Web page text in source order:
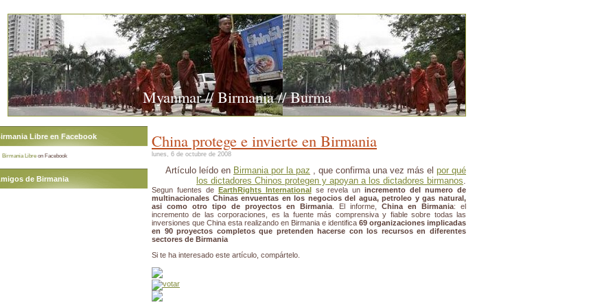
Myanmar // Birmania // Burma
China protege e invierte en Birmania
lunes, 6 de octubre de 2008
Artículo leído en Birmania por la paz , que confirma una vez más el por qué
los dictadores Chinos protegen y apoyan a los dictadores birmanos.
Segun fuentes de EarthRights Internationalse revela unincremento del numero de
multinacionales Chinas envuentas en los negocios del agua, petroleo y gas natural,
asi como otro tipo de proyectos en Birmania . El informe, China en Birmania: el
incremento de las corporaciones, es la fuente más comprensiva y fiable sobre todas las
inversiones que China esta realizando en Birmania e identifica 69 organizaciones implicadas
en 90 proyectos completos que pretenden hacerse con los recursos en diferentes
sectores de Birmania
Si te ha interesado este artículo, compártelo.
Libre en Facebook
Birmania Libre on Facebook
de Birmania